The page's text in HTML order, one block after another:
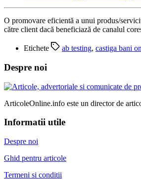
O promovare eficientă a unui produs/
către client dacă beneficiază de canalul
Etichete ab testing, castiga bani
Despre noi
ArticoleOnline.info este un director de
Informatii utile
Despre noi
Ghid pentru articole
Termeni si conditii